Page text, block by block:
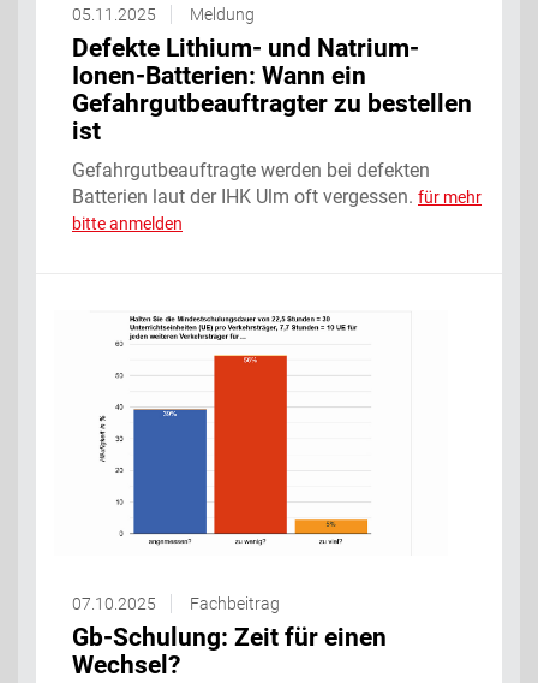
05.11.2025 Meldung
Defekte Lithium- und Natrium-
Ionen-Batterien: Wann ein
Gefahrgutbeauftragter zu bestellen
ist
Gefahrgutbeauftragte werden bei defekten
Batterien laut der IHK Ulm oft vergessen. für mehr
bitte anmelden
07.10.2025 Fachbeitrag
Gb-Schulung: Zeit für einen
Wechsel?